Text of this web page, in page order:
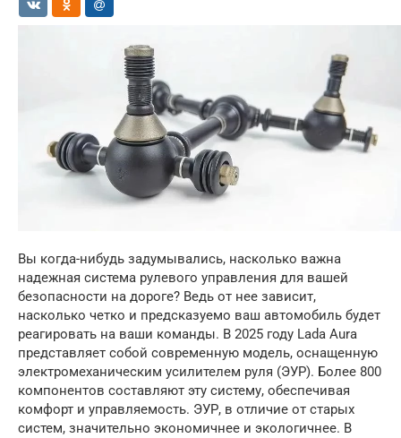
Вы когда-нибудь задумывались, насколько важна
надежная система рулевого управления для вашей
безопасности на дороге? Ведь от нее зависит,
насколько четко и предсказуемо ваш автомобиль будет
реагировать на ваши команды. В 2025 году Lada Aura
представляет собой современную модель, оснащенную
электромеханическим усилителем руля (ЭУР). Более 800
компонентов составляют эту систему, обеспечивая
комфорт и управляемость. ЭУР, в отличие от старых
систем, значительно экономичнее и экологичнее. В